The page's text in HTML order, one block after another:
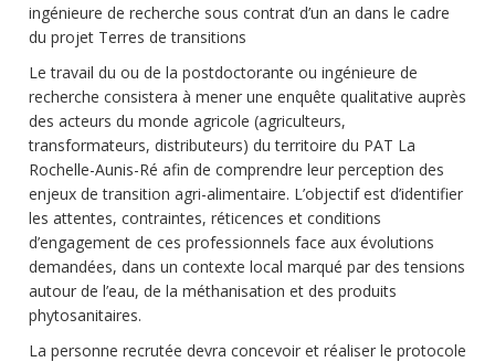
ingénieure de recherche sous contrat d’un an dans le cadre
du projet Terres de transitions
Le travail du ou de la postdoctorante ou ingénieure de
recherche consistera à mener une enquête qualitative auprès
des acteurs du monde agricole (agriculteurs,
transformateurs, distributeurs) du territoire du PAT La
Rochelle-Aunis-Ré afin de comprendre leur perception des
enjeux de transition agri-alimentaire. L’objectif est d’identifier
les attentes, contraintes, réticences et conditions
d’engagement de ces professionnels face aux évolutions
demandées, dans un contexte local marqué par des tensions
autour de l’eau, de la méthanisation et des produits
phytosanitaires.
La personne recrutée devra concevoir et réaliser le protocole